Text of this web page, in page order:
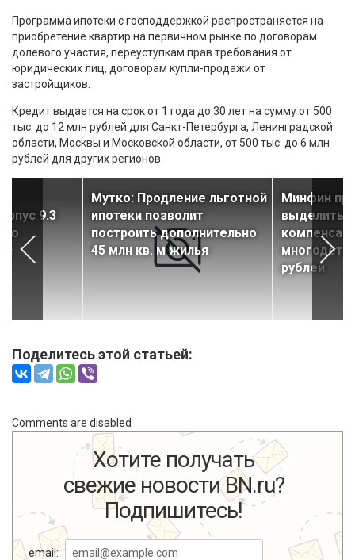
Программа ипотеки с господдержкой распространяется на
приобретение квартир на первичном рынке по договорам
долевого участия, переуступкам прав требования от
юридических лиц, договорам купли-продажи от
застройщиков.
Кредит выдается на срок от 1 года до 30 лет на сумму от 500
тыс. до 12 млн рублей для Санкт-Петербурга, Ленинградской
области, Москвы и Московской области, от 500 тыс. до 6 млн
рублей для других регионов.
9.3
по
Мутко: Продление льготной
ипотеки позволит
построить дополнительно
45 млн кв. м жилья
Минфин
выделить
рублей
Поделитесь этой статьей:
Comments are disabled
Хотите получать
свежие новости BN.ru?
Подпишитесь!
email: